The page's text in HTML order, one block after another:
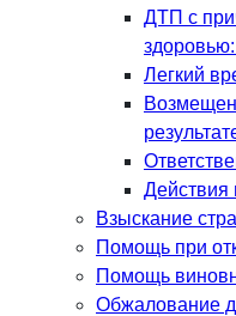
ДТП с
Легкий
Взыскание
Помощь при
Помощь
Обжалование